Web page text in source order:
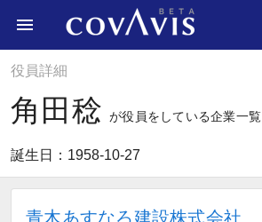
役員詳細
角田稔 が役員をしている企業一覧
誕生日：1958-10-27
青木あすなろ建設株式会社